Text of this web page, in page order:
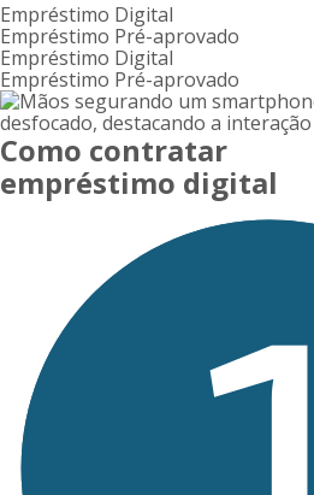
Empréstimo Digital
Empréstimo Pré-aprovado
Empréstimo Digital
Empréstimo Pré-aprovado
Como contratar
empréstimo digital